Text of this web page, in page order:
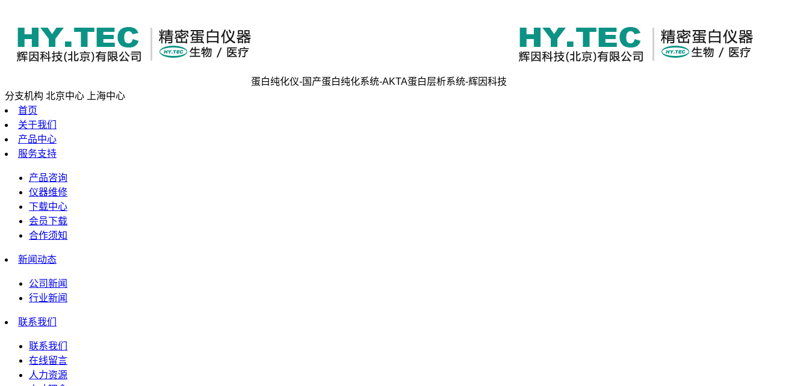
蛋白纯化仪-国产蛋白纯化系统-AKTA蛋白层析系统-辉因科技
分支机构 北京中心
上海中心
首页
关于我们
产品中心
服务支持
产品咨询
仪器维修
下载中心
会员下载
合作须知
新闻动态
公司新闻
行业新闻
联系我们
联系我们
在线留言
人力资源